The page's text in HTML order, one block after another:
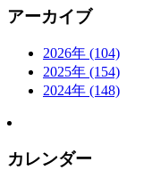
アーカイブ
2026年 (104)
2025年 (154)
2024年 (148)
カレンダー